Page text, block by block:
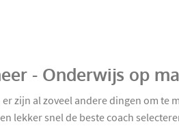
- Onderwijs op
zijn al zoveel andere dingen om te
lekker snel de beste coach